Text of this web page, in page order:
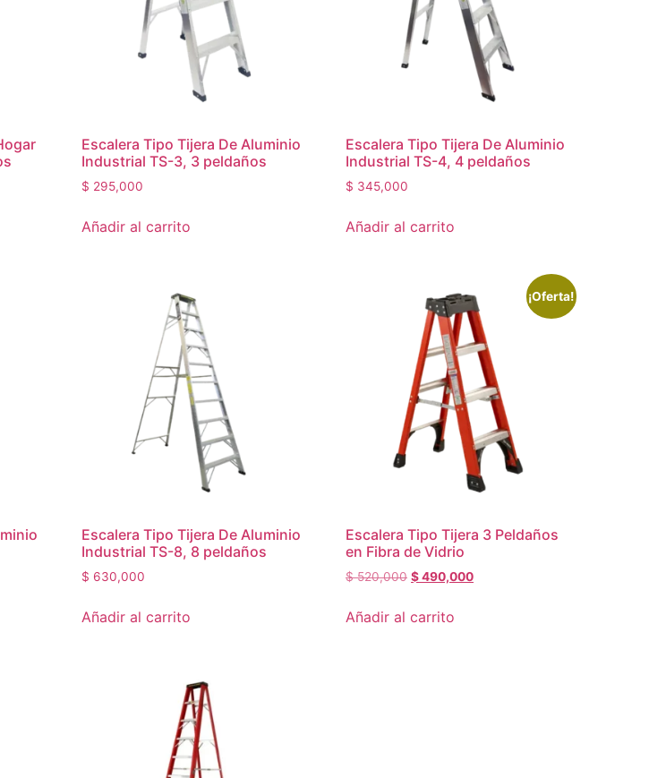
Escalera Tipo Tijera De Aluminio
Industrial TS-3, 3 peldaños
$ 295,000
Añadir al carrito
Escalera Tipo Tijera De Aluminio
Industrial TS-4, 4 peldaños
$ 345,000
Añadir al carrito
Escalera Tipo Tijera De Aluminio
Industrial TS-8, 8 peldaños
$ 630,000
Añadir al carrito
¡Oferta!
Escalera Tipo Tijera 3 Peldaños
en Fibra de Vidrio
$520,000 $490,000
Añadir al carrito